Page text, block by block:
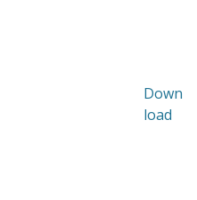
Down
load